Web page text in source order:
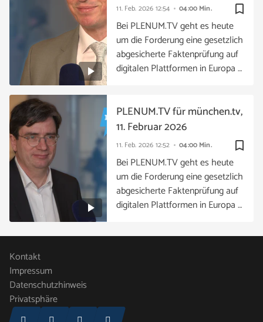
bookmark_border
11. Feb. 2026 12:54 04:00 Min.
Bei PLENUM.TV geht es heute
um die Forderung eine gesetzlich
abgesicherte Faktenprüfung auf
digitalen Plattformen in Europa …
bookmark_border
11. Feb. 2026 12:52 04:00 Min.
PLENUM.TV für münchen.tv,
11. Februar 2026
Bei PLENUM.TV geht es heute
um die Forderung eine gesetzlich
abgesicherte Faktenprüfung auf
digitalen Plattformen in Europa …
Kontakt
Impressum
Datenschutzhinweis
Privatsphäre